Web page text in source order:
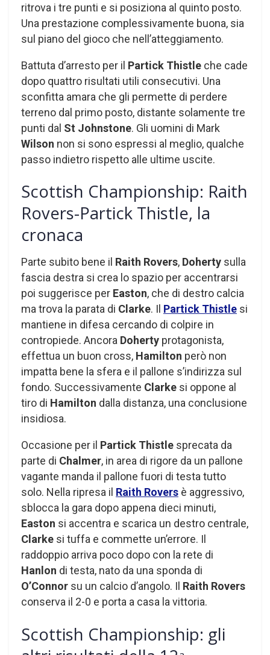
ritrova i tre punti e si posiziona al quinto posto.
Una prestazione complessivamente buona, sia
sul piano del gioco che nell’atteggiamento.
Battuta d’arresto per il Partick Thistle che cade
dopo quattro risultati utili consecutivi. Una
sconfitta amara che gli permette di perdere
terreno dal primo posto, distante solamente tre
punti dal St Johnstone. Gli uomini di Mark
Wilson non si sono espressi al meglio, qualche
passo indietro rispetto alle ultime uscite.
Scottish Championship: Raith
Rovers-Partick Thistle, la
cronaca
Parte subito bene il Raith Rovers, Doherty sulla
fascia destra si crea lo spazio per accentrarsi
poi suggerisce per Easton, che di destro calcia
ma trova la parata di Clarke. Il Partick Thistle si
mantiene in difesa cercando di colpire in
contropiede. Ancora Doherty protagonista,
effettua un buon cross, Hamilton però non
impatta bene la sfera e il pallone s’indirizza sul
fondo. Successivamente Clarke si oppone al
tiro di Hamilton dalla distanza, una conclusione
insidiosa.
Occasione per il Partick Thistle sprecata da
parte di Chalmer, in area di rigore da un pallone
vagante manda il pallone fuori di testa tutto
solo. Nella ripresa il Raith Rovers è aggressivo,
sblocca la gara dopo appena dieci minuti,
Easton si accentra e scarica un destro centrale,
Clarke si tuffa e commette un’errore. Il
raddoppio arriva poco dopo con la rete di
Hanlon di testa, nato da una sponda di
O’Connor su un calcio d’angolo. Il Raith Rovers
conserva il 2-0 e porta a casa la vittoria.
Scottish Championship: gli